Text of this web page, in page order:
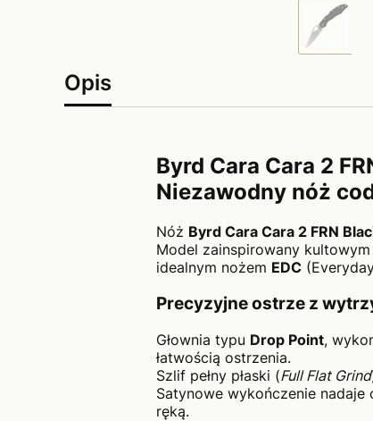
Opis
Byrd Cara Cara 2
Niezawodny nóż
Nóż Byrd Cara Cara 2 FRN
Model zainspirowany
idealnym nożem EDC
Precyzyjne ostrze z
Głownia typu Drop Point,
łatwością ostrzenia.
Szlif pełny płaski (Full Flat Grind
Satynowe wykończenie
ręką.